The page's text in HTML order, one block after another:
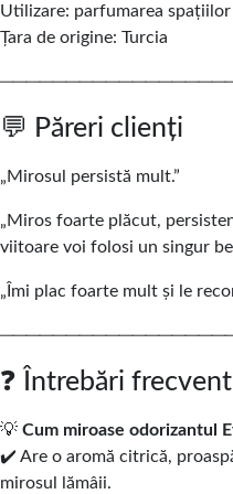
Utilizare: parfumarea
Țara de origine: Turcia
💬 Păreri clienți
„Mirosul persistă mult.”
„Miros foarte plăcut,
viitoare voi folosi un singur
„Îmi plac foarte mult și le
❓ Întrebări
💡 Cum miroase odorizantul
✔️ Are o aromă citrică,
mirosul lămâii.